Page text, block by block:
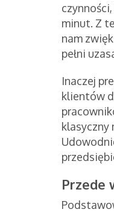
minut. Z
nam
pełni
Inaczej
klientów
klasyczny
Przede